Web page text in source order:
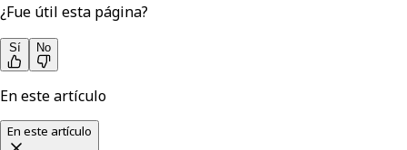
¿Fue útil esta página?
Sí No
En este artículo
En este artículo